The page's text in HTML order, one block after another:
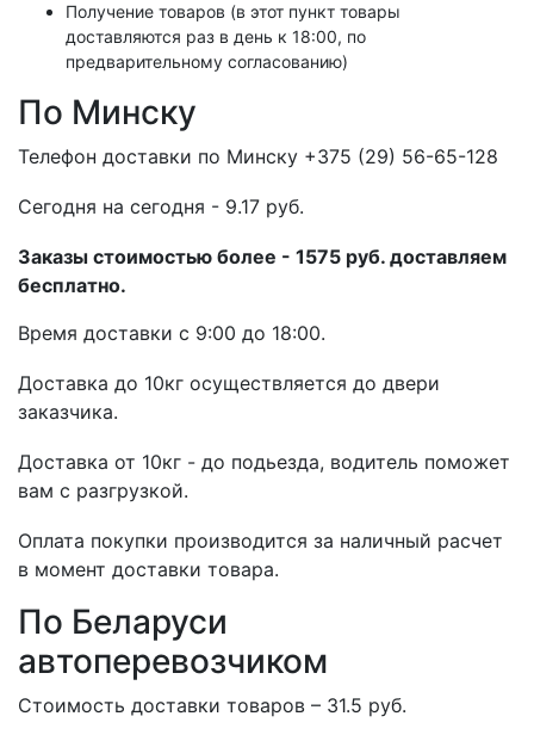
Получение товаров (в этот пункт товары
доставляются раз в день к 18:00, по
предварительному согласованию)
По Минску
Телефон доставки по Минску +375 (29) 56-65-128
Cегодня на сегодня - 9.17 руб.
Заказы стоимостью более - 1575 руб. доставляем
бесплатно.
Время доставки с 9:00 до 18:00.
Доставка до 10кг осуществляется до двери
заказчика.
Доставка от 10кг - до подьезда, водитель поможет
вам с разгрузкой.
Оплата покупки производится за наличный расчет
в момент доставки товара.
По Беларуси
автоперевозчиком
Стоимость доставки товаров – 31.5 руб.